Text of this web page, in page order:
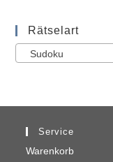
Rätselart
Sudoku
Service
Warenkorb